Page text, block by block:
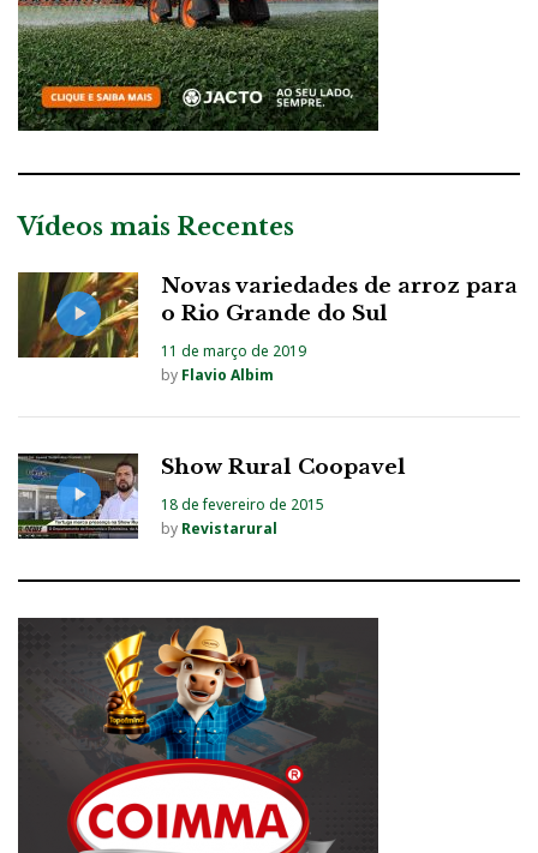
Vídeos mais Recentes
Novas variedades de arroz para
o Rio Grande do Sul
11 de março de 2019
by Flavio Albim
Show Rural Coopavel
18 de fevereiro de 2015
by Revistarural